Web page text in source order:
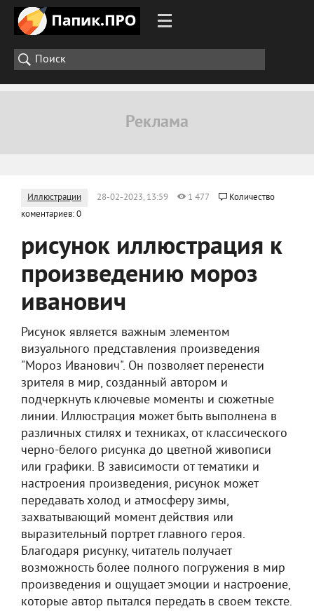
Иллюстрации 28-02-2023, 13:59 1 477
Количество
коментариев: 0
рисунок иллюстрация к
произведению мороз
иванович
Рисунок является важным элементом
визуального представления произведения
"Мороз Иванович". Он позволяет перенести
зрителя в мир, созданный автором и
подчеркнуть ключевые моменты и сюжетные
линии. Иллюстрация может быть выполнена в
различных стилях и техниках, от классического
черно-белого рисунка до цветной живописи
или графики. В зависимости от тематики и
настроения произведения, рисунок может
передавать холод и атмосферу зимы,
захватывающий момент действия или
выразительный портрет главного героя.
Благодаря рисунку, читатель получает
возможность более полного погружения в мир
произведения и ощущает эмоции и настроение,
которые автор пытался передать в своем тексте.